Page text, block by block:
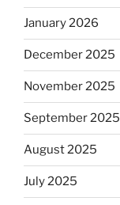
January 2026
December 2025
November 2025
September 2025
August 2025
July 2025